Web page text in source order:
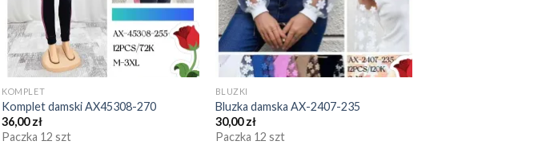
KOMPLET
Komplet damski AX45308-270
36,00zł
Paczka 12 szt
BLUZKI
Bluzka damska AX-2407-235
30,00zł
Paczka 12 szt